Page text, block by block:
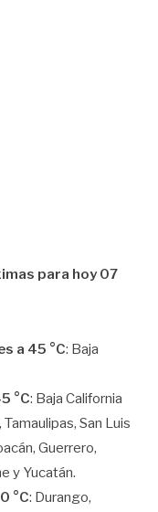
para hoy 07
a 45 °C: Baja
°C: Baja California
San Luis
Guerrero,
y Yucatán.
°C: Durango,